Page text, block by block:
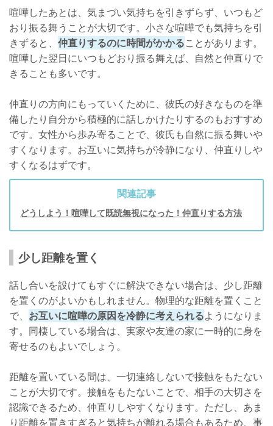
喧嘩したあとは、気まづい気持ちを引きずらず、いつもど
おり振る舞うことが大切です。小さな喧嘩でも気持ちを引
きずると、 仲直りするのに時間がかかることがあります。
喧嘩した翌日にいつもどおり振る舞えば、自然と仲直りで
きることも多いです。
仲直りの方向にもっていくために、彼氏の好きなものを準
備したり自分から積極的に話しかけたりするのもおすすめ
です。女性から歩み寄ることで、彼氏も自然に振る舞いや
すくなります。お互いに気持ちが冷静になり、仲直りしや
すくなるはずです。
関連記事
どうしよう！喧嘩して既読無視になった！仲直りする方法
少し距離を置く
話し合いを設けてもすぐに解決できない場合は、少し距離
を置くのがよいかもしれません。物理的な距離を置くこと
で、 お互いに喧嘩の原因を冷静に考えられるようになりま
す。同棲している場合は、実家や友達の家に一時的に身を
寄せるのもよいでしょう。
距離を置いている間は、一切連絡しないで接触をもたない
ことが大切です。接触をもたないことで、相手の大切さを
認識できるため、仲直りしやすくなります。ただし、あま
り距離を置きすぎると気持ちが離れる場合もあるため、事